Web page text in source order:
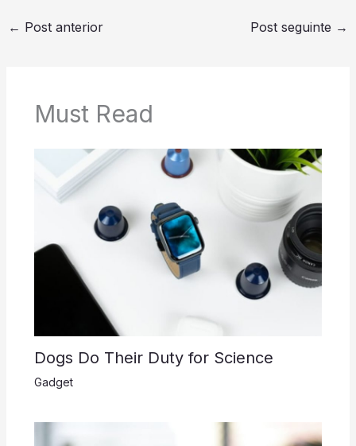
← Post anterior Post seguinte →
Must Read
Dogs Do Their Duty for Science
Gadget